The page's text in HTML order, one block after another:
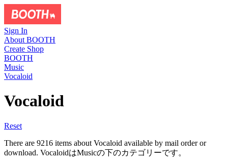
Sign In
About BOOTH
Create Shop
BOOTH
Music
Vocaloid
Vocaloid
Reset
There are 9216 items about Vocaloid available by mail order or
download. VocaloidはMusicの下のカテゴリーです。